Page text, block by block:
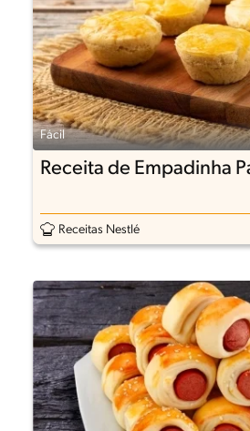
Fácil
Receita de Empadinha
Receitas Nestlé